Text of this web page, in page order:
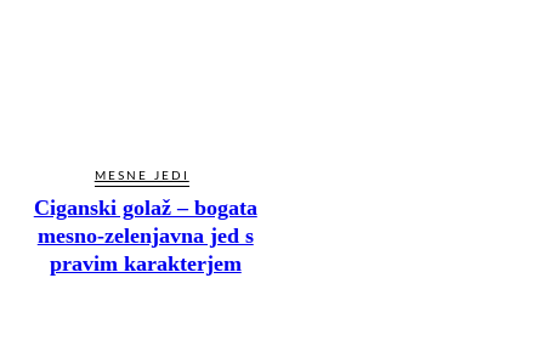
MESNE JEDI
Ciganski golaž – bogata
mesno-zelenjavna jed s
pravim karakterjem